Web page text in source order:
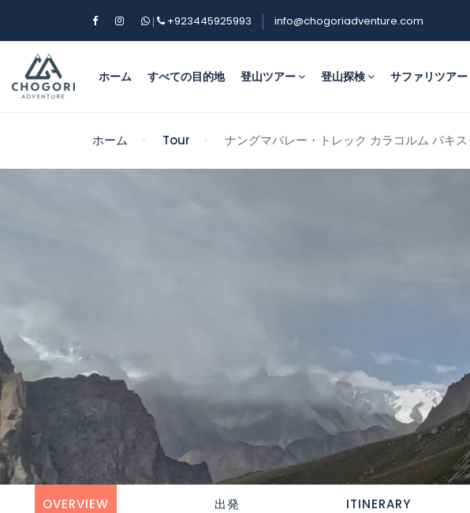
| +923445925993 info@chogoriadventure.com
ホーム すべての目的地 登山ツアー 登山探検 サファリツアー
ホーム Tour ナングマバレー・トレック カラコルム パキ
OVERVIEW 出発 ITINERARY